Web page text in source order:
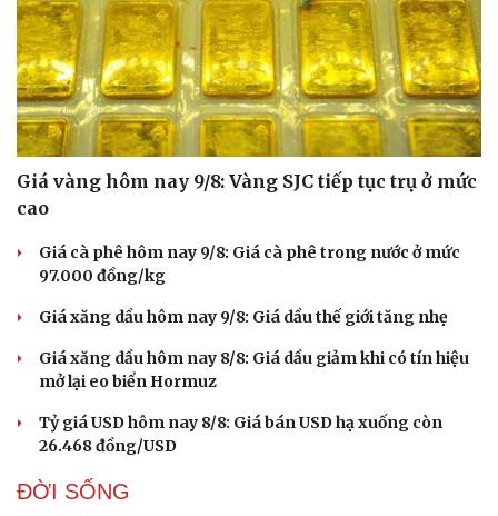
Giá vàng hôm nay 9/8: Vàng SJC tiếp tục trụ ở mức
cao
Giá cà phê hôm nay 9/8: Giá cà phê trong nước ở mức
97.000 đồng/kg
Giá xăng dầu hôm nay 9/8: Giá dầu thế giới tăng nhẹ
Giá xăng dầu hôm nay 8/8: Giá dầu giảm khi có tín hiệu
mở lại eo biển Hormuz
Tỷ giá USD hôm nay 8/8: Giá bán USD hạ xuống còn
26.468 đồng/USD
ĐỜI SỐNG